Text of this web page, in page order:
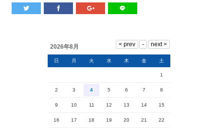
2026年8月
日 月 火 水 木 金 土
1
2 3 4 5 6 7 8
9 10 11 12 13 14 15
16 17 18 19 20 21 22